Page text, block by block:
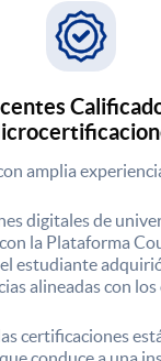
amplia
digitales de
la Plataforma
estudiante
alineadas con
certificaciones